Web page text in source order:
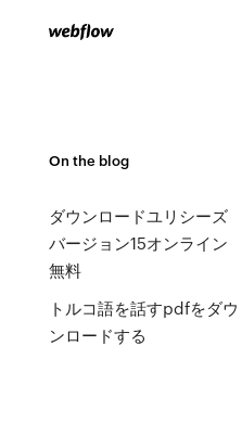
On the blog
ダウンロードユリシーズ
バージョン15オンライン
無料
トルコ語を話すpdfをダウ
ンロードする